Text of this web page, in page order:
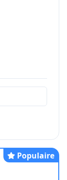
Populaire